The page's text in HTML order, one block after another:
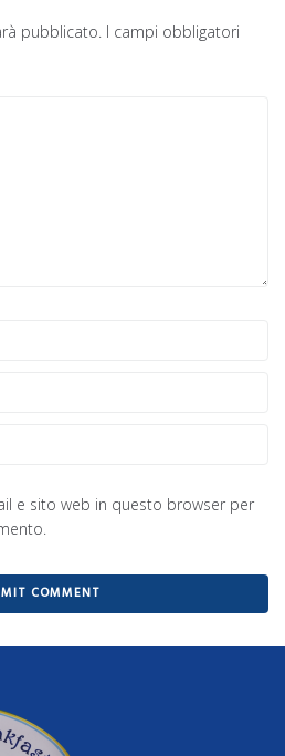
pubblicato. I campi obbligatori
e sito web in questo browser per